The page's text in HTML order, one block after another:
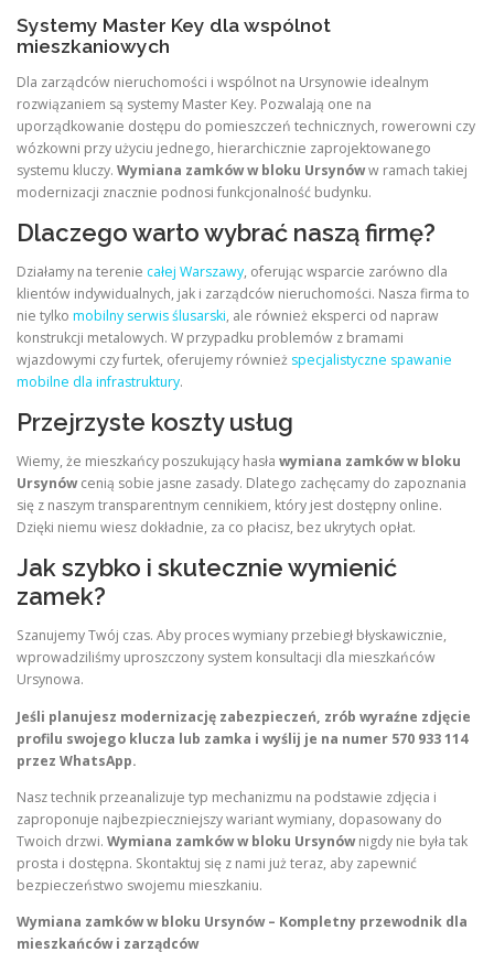
Systemy Master Key dla wspólnot
mieszkaniowych
Dla zarządców nieruchomości i wspólnot na Ursynowie idealnym
rozwiązaniem są systemy Master Key. Pozwalają one na
uporządkowanie dostępu do pomieszczeń technicznych, rowerowni czy
wózkowni przy użyciu jednego, hierarchicznie zaprojektowanego
systemu kluczy. Wymiana zamków w bloku Ursynóww ramach takiej
modernizacji znacznie podnosi funkcjonalność budynku.
Dlaczego warto wybrać naszą firmę?
Działamy na terenie całej Warszawy, oferując wsparcie zarówno dla
klientów indywidualnych, jak i zarządców nieruchomości. Nasza firma to
nie tylko mobilny serwis ślusarski, ale również eksperci od napraw
konstrukcji metalowych. W przypadku problemów z bramami
wjazdowymi czy furtek, oferujemy również specjalistyczne spawanie
mobilne dla infrastruktury.
Przejrzyste koszty usług
Wiemy, że mieszkańcy poszukujący hasła wymiana zamków w bloku
Ursynówcenią sobie jasne zasady. Dlatego zachęcamy do zapoznania
się z naszym transparentnym cennikiem, który jest dostępny online.
Dzięki niemu wiesz dokładnie, za co płacisz, bez ukrytych opłat.
Jak szybko i skutecznie wymienić
zamek?
Szanujemy Twój czas. Aby proces wymiany przebiegł błyskawicznie,
wprowadziliśmy uproszczony system konsultacji dla mieszkańców
Ursynowa.
Jeśli planujesz modernizację zabezpieczeń, zrób wyraźne zdjęcie
profilu swojego klucza lub zamka i wyślij je na numer 570 933 114
przez WhatsApp.
Nasz technik przeanalizuje typ mechanizmu na podstawie zdjęcia i
zaproponuje najbezpieczniejszy wariant wymiany, dopasowany do
Twoich drzwi. Wymiana zamków w bloku Ursynównigdy nie była tak
prosta i dostępna. Skontaktuj się z nami już teraz, aby zapewnić
bezpieczeństwo swojemu mieszkaniu.
Wymiana zamków w bloku Ursynów – Kompletny przewodnik dla
mieszkańców i zarządców